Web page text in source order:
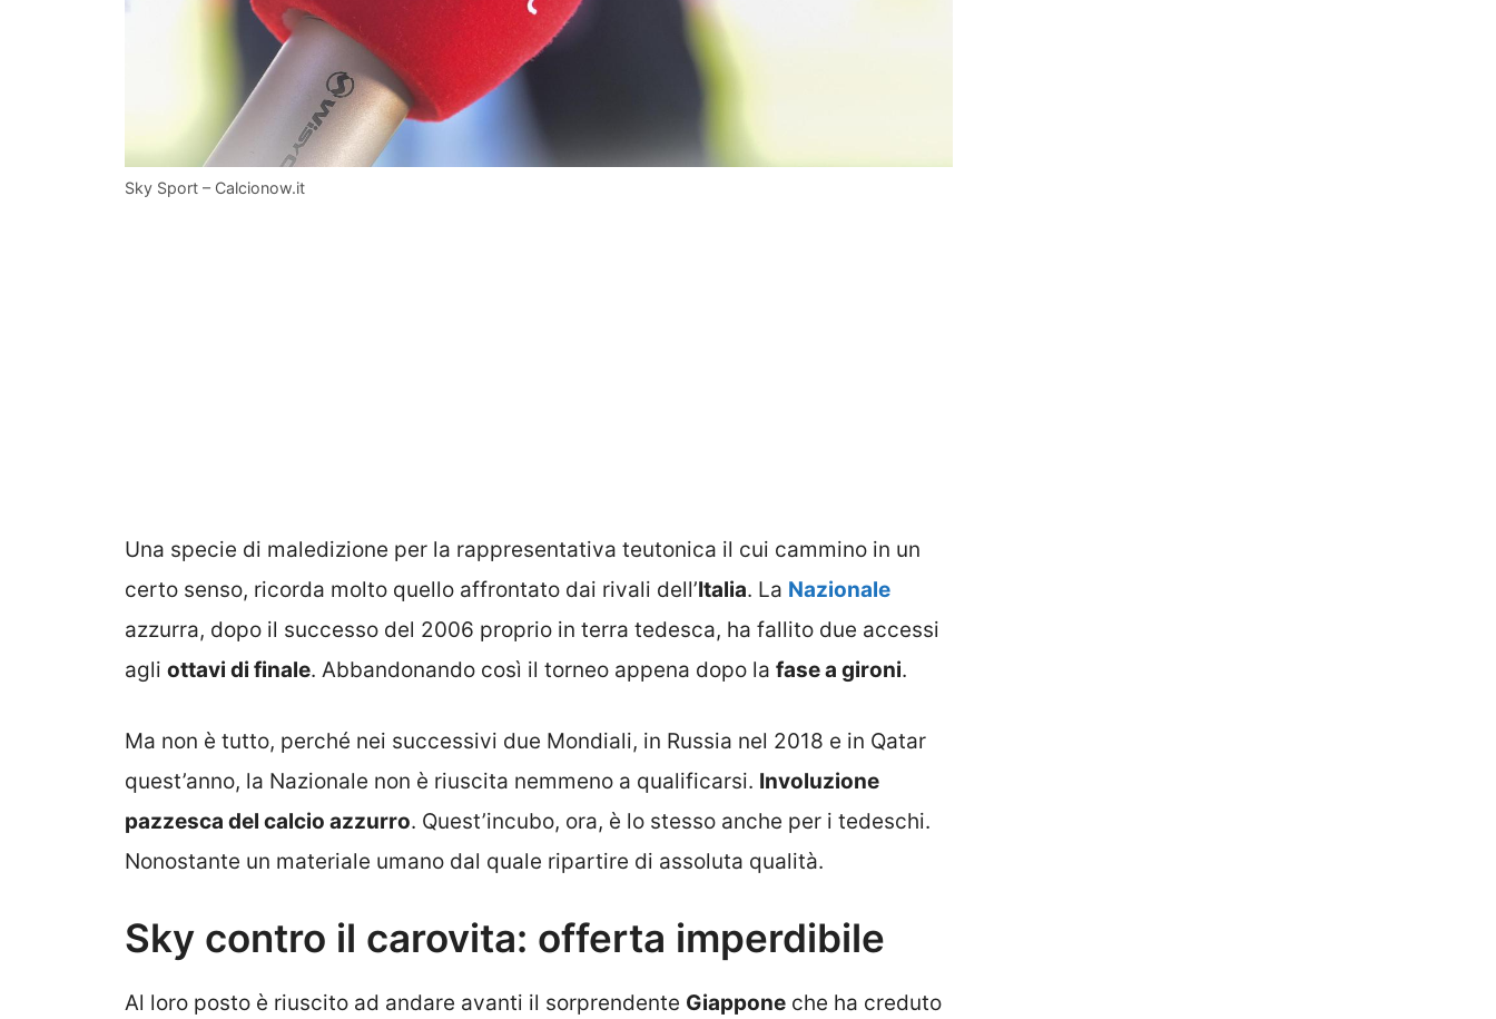
Sky Sport – Calcionow.it
Una specie di maledizione per la rappresentativa teutonica il cui cammino in un
certo senso, ricorda molto quello affrontato dai rivali dell’Italia. La Nazionale
azzurra, dopo il successo del 2006 proprio in terra tedesca, ha fallito due accessi
agli ottavi di finale. Abbandonando così il torneo appena dopo la fase a gironi.
Ma non è tutto, perché nei successivi due Mondiali, in Russia nel 2018 e in Qatar
quest’anno, la Nazionale non è riuscita nemmeno a qualificarsi. Involuzione
pazzesca del calcio azzurro. Quest’incubo, ora, è lo stesso anche per i tedeschi.
Nonostante un materiale umano dal quale ripartire di assoluta qualità.
Sky contro il carovita: offerta imperdibile
Al loro posto è riuscito ad andare avanti il sorprendente Giappone che ha creduto